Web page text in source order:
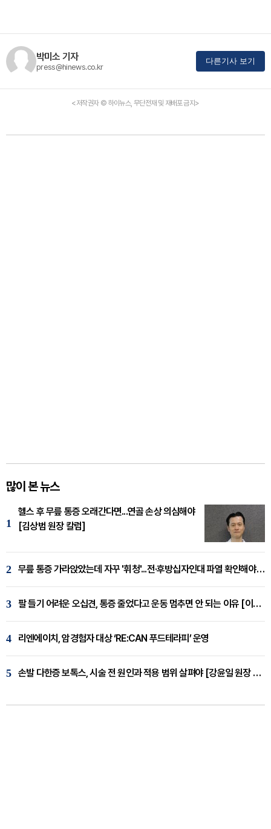
박미소 기자
press@hinews.co.kr
다른기사 보기
<저작권자 © 하이뉴스, 무단전재 및 재배포 금지>
많이 본 뉴스
1
헬스 후 무릎 통증 오래간다면...연골 손상 의심해야
[김상범 원장 칼럼]
2 무릎 통증 가라앉았는데 자꾸 '휘청'...전·후방십자인대 파열 확인해야 [곽우경 원장 칼럼]
3 팔 들기 어려운 오십견, 통증 줄었다고 운동 멈추면 안 되는 이유 [이병욱 원장 칼럼]
4 리엔에이치, 암경험자 대상 ‘RE:CAN 푸드테라피’ 운영
5 손발 다한증 보톡스, 시술 전 원인과 적용 범위 살펴야 [강윤일 원장 칼럼]